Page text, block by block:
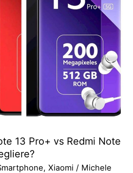
13 Pro+ vs Redmi Note
, Xiaomi / Michele